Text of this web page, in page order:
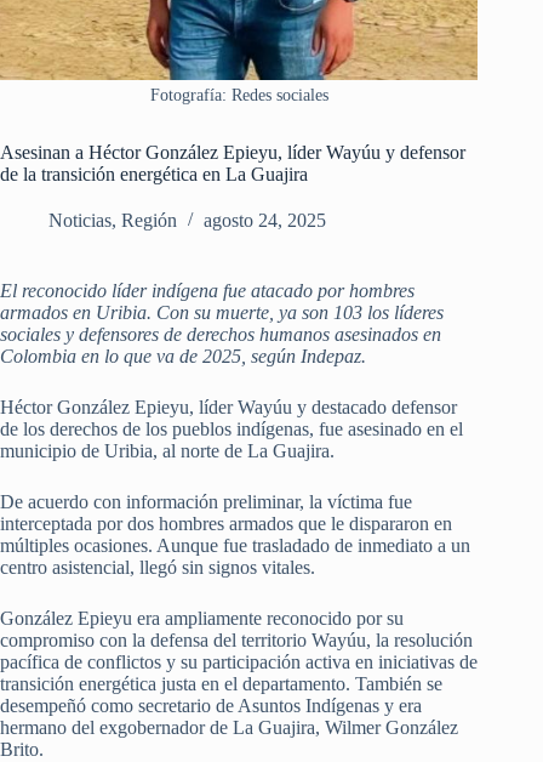
Fotografía: Redes sociales
Asesinan a Héctor González Epieyu, líder Wayúu y defensor
de la transición energética en La Guajira
Noticias, Región agosto 24, 2025
El reconocido líder indígena fue atacado por hombres
armados en Uribia. Con su muerte, ya son 103 los líderes
sociales y defensores de derechos humanos asesinados en
Colombia en lo que va de 2025, según Indepaz.
Héctor González Epieyu, líder Wayúu y destacado defensor
de los derechos de los pueblos indígenas, fue asesinado en el
municipio de Uribia, al norte de La Guajira.
De acuerdo con información preliminar, la víctima fue
interceptada por dos hombres armados que le dispararon en
múltiples ocasiones. Aunque fue trasladado de inmediato a un
centro asistencial, llegó sin signos vitales.
González Epieyu era ampliamente reconocido por su
compromiso con la defensa del territorio Wayúu, la resolución
pacífica de conflictos y su participación activa en iniciativas de
transición energética justa en el departamento. También se
desempeñó como secretario de Asuntos Indígenas y era
hermano del exgobernador de La Guajira, Wilmer González
Brito.